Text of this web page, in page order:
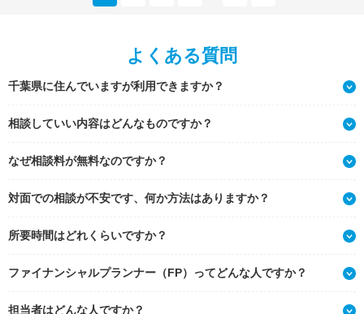
よくある質問
千葉県に住んでいますが利用できますか？
相談していい内容はどんなものですか？
なぜ相談料が無料なのですか？
対面での相談が不安です、何か方法はありますか？
所要時間はどれくらいですか？
ファイナンシャルプランナー（FP）ってどんな人ですか？
担当者はどんな人ですか？